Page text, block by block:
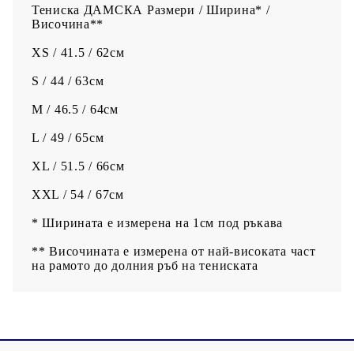
Тениска ДАМСКА Размери / Ширина* /
Височина**
XS / 41.5 / 62см
S / 44 / 63см
M / 46.5 / 64см
L / 49 / 65см
XL / 51.5 / 66см
XXL / 54 / 67см
* Ширината е измерена на 1см под ръкава
** Височината е измерена от най-високата част
на рамото до долния ръб на тениската